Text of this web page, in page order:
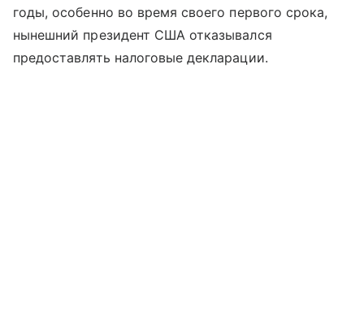
годы, особенно во время своего первого срока,
нынешний президент США отказывался
предоставлять налоговые декларации.